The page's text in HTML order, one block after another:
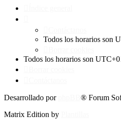
Todos los horarios son
Todos los horarios son
Desarrollado por
® Forum
Matrix Edition by